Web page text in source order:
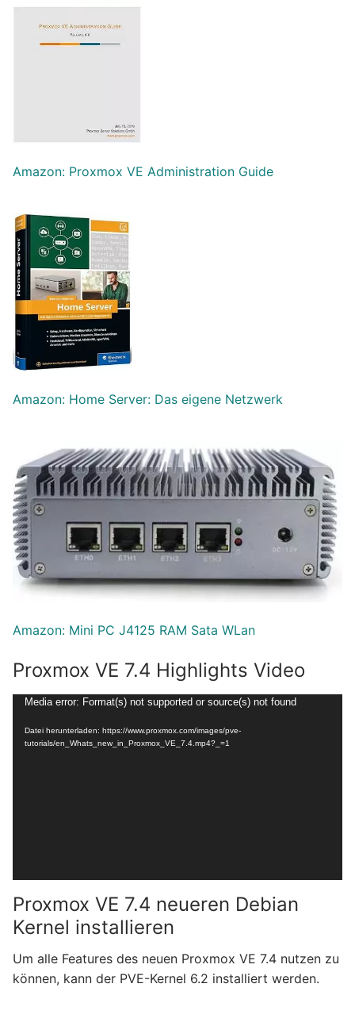
Amazon: Proxmox VE Administration Guide
Amazon: Home Server: Das eigene Netzwerk
Amazon: Mini PC J4125 RAM Sata WLan
Proxmox VE 7.4 Highlights Video
Video-
Media error: Format(s) not supported or source(s) not found
Datei herunterladen: https://www.proxmox.com/images/pve-
tutorials/en_Whats_new_in_Proxmox_VE_7.4.mp4?_=1
Proxmox VE 7.4 neueren Debian
Kernel installieren
Um alle Features des neuen Proxmox VE 7.4 nutzen zu
können, kann der PVE-Kernel 6.2 installiert werden.